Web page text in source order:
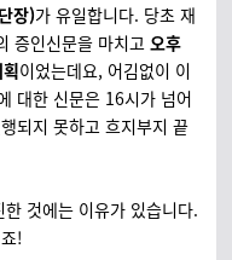
장)가 유일합니다. 당초 재
증인신문을 마치고오후
이었는데요, 어김없이 이
대한 신문은 16시가 넘어
되지 못하고 흐지부지 끝
것에는 이유가 있습니다.
!